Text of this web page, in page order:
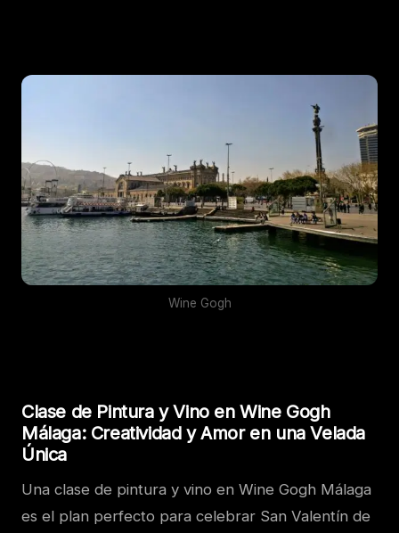
Wine Gogh
Clase de Pintura y Vino en Wine Gogh
Málaga: Creatividad y Amor en una Velada
Única
Una clase de pintura y vino en Wine Gogh Málaga
es el plan perfecto para celebrar San Valentín de